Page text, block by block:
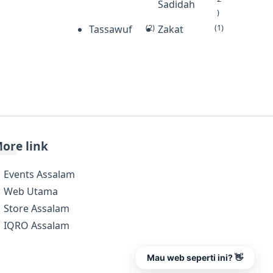
Sadidah
)
Tassawuf (2) Zakat (1)
link
Events Assalam
Web Utama
Store Assalam
IQRO Assalam